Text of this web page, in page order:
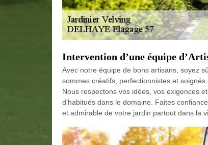
Intervention d’une équipe
Avec notre équipe de bons artisans, soyez
sommes créatifs, perfectionnistes et
Nous respectons vos idées, vos exigences
d’habitués dans le domaine. Faites
et admirable de votre jardin partout dans la